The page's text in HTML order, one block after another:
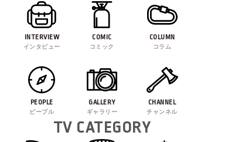
INTERVIEW
インタビュー
COMIC
コミック
COLUMN
コラム
PEOPLE
ピープル
GALLERY
ギャラリー
CHANNEL
チャンネル
TV CATEGORY